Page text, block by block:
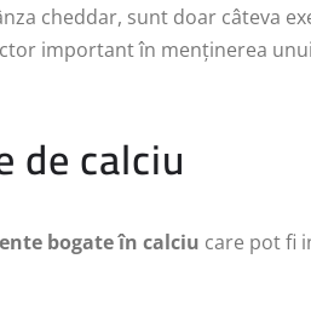
cheddar, sunt doar câteva
important în menținerea
calciu
bogate în calciu care pot fi